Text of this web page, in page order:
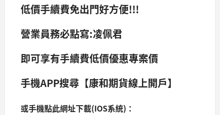
低價手續費免出門好方便!!!
營業員務必點寫:凌佩君
即可享有手續費低價優惠專案價
手機APP搜尋【康和期貨線上開戶】
或手機點此網址下載(IOS系統)：